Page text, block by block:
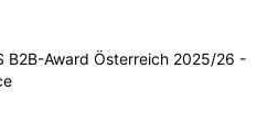
B2B-Award Österreich 2025/26 -